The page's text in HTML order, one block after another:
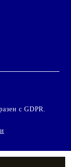
с GDPR.